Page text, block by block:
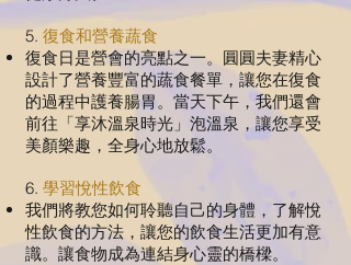
5. 復食和營養蔬食
復食日是營會的亮點之一。圓圓夫妻精心
設計了營養豐富的蔬食餐單，讓您在復食
的過程中護養腸胃。當天下午，我們還會
前往「享沐溫泉時光」泡溫泉，讓您享受
美顏樂趣，全身心地放鬆。
6. 學習悅性飲食
我們將教您如何聆聽自己的身體，了解悅
性飲食的方法，讓您的飲食生活更加有意
識。讓食物成為連結身心靈的橋樑。